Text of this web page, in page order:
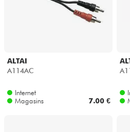
ALTAI
A114AC
Internet
Magasins
7.00 €